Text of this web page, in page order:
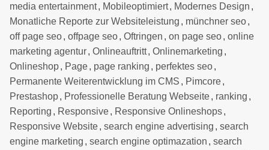
media entertainment, Mobileoptimiert, Modernes Design ,
Monatliche Reporte zur Websiteleistung , münchner seo,
off page seo, offpage seo, Oftringen , on page seo, online
marketing agentur, Onlineauftritt, Onlinemarketing ,
Onlineshop, Page, page ranking , perfektes seo,
Permanente Weiterentwicklung im CMS , Pimcore,
Prestashop, Professionelle Beratung Webseite, ranking ,
Reporting , Responsive, Responsive Onlineshops,
Responsive Website, search engine advertising , search
engine marketing , search engine optimazation , search